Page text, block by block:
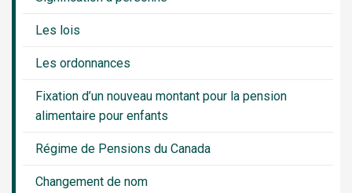
Les lois
Les ordonnances
Fixation d’un nouveau montant pour la pension
alimentaire pour enfants
Régime de Pensions du Canada
Changement de nom